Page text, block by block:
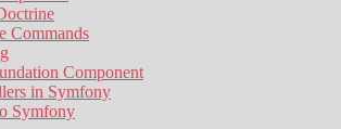
Commands
Component
in Symfony
Symfony